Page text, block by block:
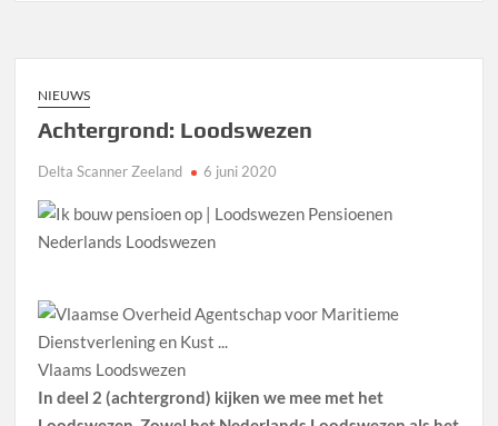
NIEUWS
Achtergrond: Loodswezen
Delta Scanner Zeeland 6 juni 2020
Nederlands Loodswezen
Vlaams Loodswezen
In deel 2 (achtergrond) kijken we mee met het